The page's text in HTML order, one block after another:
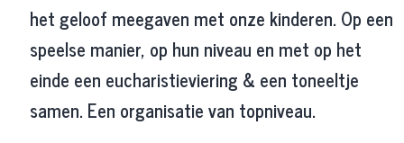
het geloof meegaven met onze kinderen. Op een
speelse manier, op hun niveau en met op het
einde een eucharistieviering & een toneeltje
samen. Een organisatie van topniveau.